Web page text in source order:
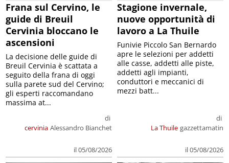
Frana sul Cervino, le
guide di Breuil
Cervinia bloccano le
ascensioni
cervinia
di
Alessandro Bianchet
il 05/08/2026
La decisione delle guide di
Breuil Cervinia è scattata a
seguito della frana di oggi
sulla parete sud del Cervino;
gli esperti raccomandano
massima at...
Stagione invernale,
nuove opportunità di
lavoro a La Thuile
La Thuile
di
gazzettamatin
il 05/08/2026
Funivie Piccolo San Bernardo
apre le selezioni per addetti
alle casse, addetti alle piste,
addetti agli impianti,
conduttori e meccanici di
mezzi batt...